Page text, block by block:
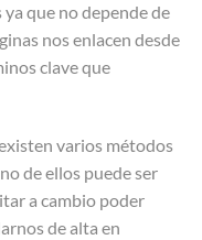
ya que no depende de
nos enlacen desde
clave que
varios métodos
de ellos puede ser
a cambio poder
de alta en